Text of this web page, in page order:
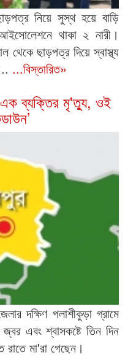
নিয়ে সুস্থ হয়ে বাড়ি
থাকা ২ নারী।
থেকে ছাড়পত্র দিয়ে স্বাস্থ্য
...বিস্তারিত»
এক ব্যক্তির মৃ'ত্যু, ওই
দক্ষিণ পলাশীকুড়া গ্রামে
এবং শ্বাসকষ্টে তিন দিন
রাতে মা'রা গেছেন।